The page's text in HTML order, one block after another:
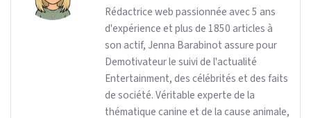
Rédactrice web passionnée avec 5 ans
d'expérience et plus de 1850 articles à
son actif, Jenna Barabinot assure pour
Demotivateur le suivi de l'actualité
Entertainment, des célébrités et des faits
de société. Véritable experte de la
thématique canine et de la cause animale,